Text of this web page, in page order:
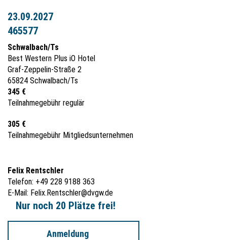
23.09.2027
465577
Schwalbach/Ts
Best Western Plus iO Hotel
Graf-Zeppelin-Straße 2
65824 Schwalbach/Ts
345 €
Teilnahmegebühr regulär
305 €
Teilnahmegebühr Mitgliedsunternehmen
Felix Rentschler
Telefon: +49 228 9188 363
E-Mail: Felix.Rentschler@dvgw.de
Nur noch 20 Plätze frei!
Anmeldung